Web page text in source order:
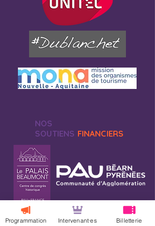
NOS
SOUTIENS FINANCIERS
Programmation Intervenant·es Billetterie